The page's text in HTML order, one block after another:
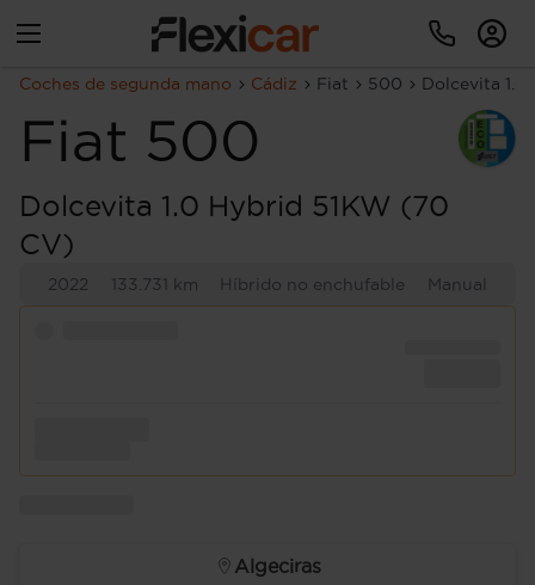
Coches de segunda mano Cádiz Fiat 500 Dolcevita 1.0
Fiat 500
Dolcevita 1.0 Hybrid 51KW (70
CV)
2022 133.731 km Híbrido no enchufable Manual
Algeciras